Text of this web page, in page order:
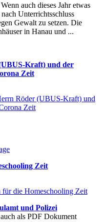
auch dieses Jahr etwas
Unterrichtsschluss
Gewalt zu setzen. Die
in Hanau und ...
Kraft) und der
Zeit
Röder (UBUS-Kraft) und
Zeit
Zeit
für die Homeschooling Zeit
und Polizei
als PDF Dokument